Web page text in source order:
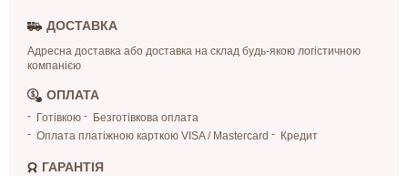
ДОСТАВКА
Адресна доставка або доставка на склад будь-якою логістичною
компанією
ОПЛАТА
Готівкою
Безготівкова оплата
Оплата платіжною карткою VISA / Mastercard
Кредит
ГАРАНТІЯ